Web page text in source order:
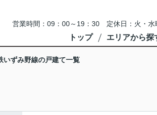
営業時間：09：00～19：30 定休日：火・
トップ エリアから探
いずみ野線の戸建て一覧